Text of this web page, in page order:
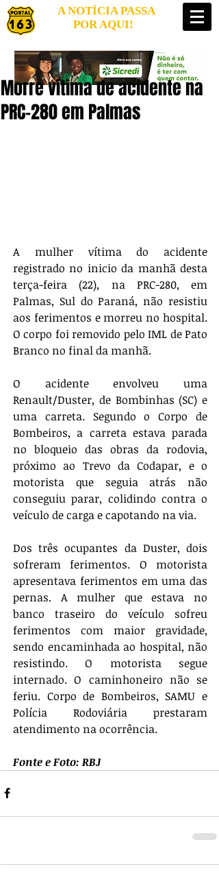
A NOTÍCIA PASSA
POR AQUI!
Morre vítima de acidente na
PRC-280 em Palmas
A mulher vítima do acidente
registrado no inicio da manhã desta
terça-feira (22), na PRC-280, em
Palmas, Sul do Paraná, não resistiu
aos ferimentos e morreu no hospital.
O corpo foi removido pelo IML de Pato
Branco no final da manhã.
O acidente envolveu uma
Renault/Duster, de Bombinhas (SC) e
uma carreta. Segundo o Corpo de
Bombeiros, a carreta estava parada
no bloqueio das obras da rodovia,
próximo ao Trevo da Codapar, e o
motorista que seguia atrás não
conseguiu parar, colidindo contra o
veículo de carga e capotando na via.
Dos três ocupantes da Duster, dois
sofreram ferimentos. O motorista
apresentava ferimentos em uma das
pernas. A mulher que estava no
banco traseiro do veículo sofreu
ferimentos com maior gravidade,
sendo encaminhada ao hospital, não
resistindo. O motorista segue
internado. O caminhoneiro não se
feriu. Corpo de Bombeiros, SAMU e
Polícia Rodoviária prestaram
atendimento na ocorrência.
Fonte e Foto: RBJ